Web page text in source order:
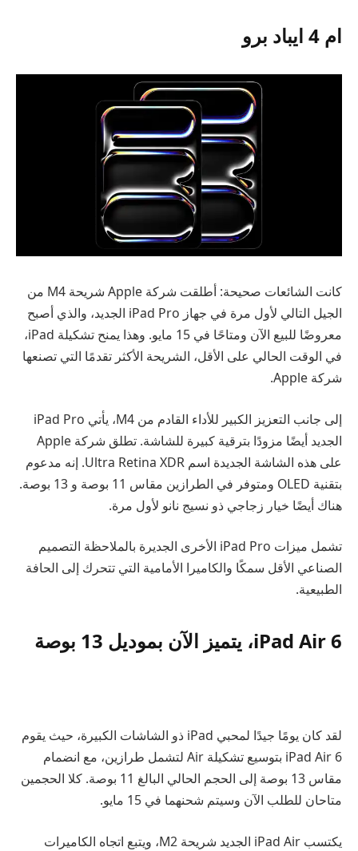
ام 4 ايباد برو
كانت الشائعات صحيحة: أطلقت شركة Apple شريحة M4 من
الجيل التالي لأول مرة في جهاز iPad Pro الجديد، والذي أصبح
معروضًا للبيع الآن ومتاحًا في 15 مايو. وهذا يمنح تشكيلة iPad،
في الوقت الحالي على الأقل، الشريحة الأكثر تقدمًا التي تصنعها
شركة Apple.
إلى جانب التعزيز الكبير للأداء القادم من M4، يأتي iPad Pro
الجديد أيضًا مزودًا بترقية كبيرة للشاشة. تطلق شركة Apple
على هذه الشاشة الجديدة اسم Ultra Retina XDR. إنه مدعوم
بتقنية OLED ومتوفر في الطرازين مقاس 11 بوصة و 13 بوصة.
هناك أيضًا خيار زجاجي ذو نسيج نانو لأول مرة.
تشمل ميزات iPad Pro الأخرى الجديرة بالملاحظة التصميم
الصناعي الأقل سمكًا والكاميرا الأمامية التي تتحرك إلى الحافة
الطبيعية.
iPad Air 6، يتميز الآن بموديل 13 بوصة
لقد كان يومًا جيدًا لمحبي iPad ذو الشاشات الكبيرة، حيث يقوم
iPad Air 6 بتوسيع تشكيلة Air لتشمل طرازين، مع انضمام
مقاس 13 بوصة إلى الحجم الحالي البالغ 11 بوصة. كلا الحجمين
متاحان للطلب الآن وسيتم شحنهما في 15 مايو.
يكتسب iPad Air الجديد شريحة M2، ويتبع اتجاه الكاميرات